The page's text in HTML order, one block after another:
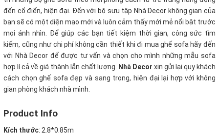
đến cổ điển, hiện đại. Đến với bộ sưu tập Nhà Decor không gian của
bạn sẽ có một diện mạo mới và luôn cảm thấy mới mẻ nổi bật trước
mọi ánh nhìn. Để giúp các bạn tiết kiệm thời gian, công sức tìm
kiếm, cũng như chi phí không cần thiết khi đi mua ghế sofa hãy đến
với Nhà Decor để được tư vấn và chọn cho mình những mẫu sofa
hợp lí cả về giá thành lẫn chất lượng. Nhà Decor xin gửi lại quy khách
cách chọn ghế sofa đẹp và sang trọng, hiện đại lại hợp với không
gian phòng khách nhà mình.
Product Info
Kích thước: 2.8*0.85m